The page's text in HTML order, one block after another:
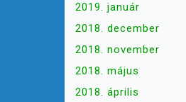
2019. január
2018. december
2018. november
2018. május
2018. április